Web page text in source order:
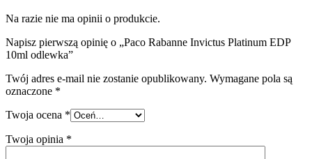
Na razie nie ma opinii o produkcie.
Napisz pierwszą opinię o „Paco Rabanne Invictus Platinum EDP
10ml odlewka”
Twój adres e-mail nie zostanie opublikowany. Wymagane pola są
oznaczone *
Twoja ocena *
Twoja opinia *